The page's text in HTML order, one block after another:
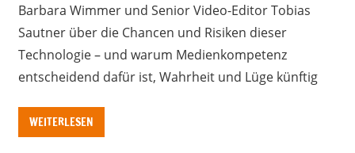
Barbara Wimmer und Senior Video-Editor Tobias
Sautner über die Chancen und Risiken dieser
Technologie – und warum Medienkompetenz
entscheidend dafür ist, Wahrheit und Lüge künftig
WEITERLESEN